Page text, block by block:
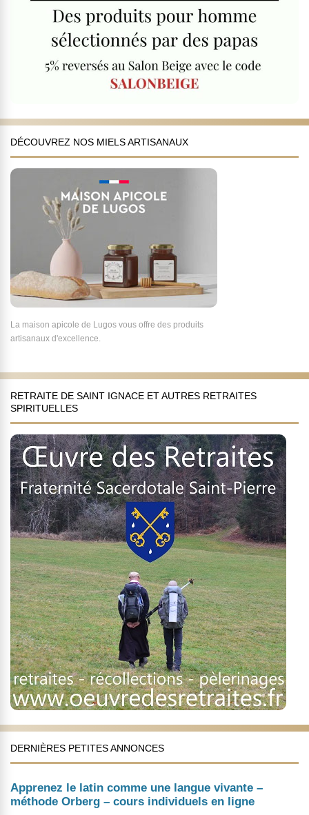
DÉCOUVREZ NOS MIELS ARTISANAUX
La maison apicole de Lugos vous offre des produits
artisanaux d'excellence.
RETRAITE DE SAINT IGNACE ET AUTRES RETRAITES
SPIRITUELLES
DERNIÈRES PETITES ANNONCES
Apprenez le latin comme une langue vivante –
méthode Orberg – cours individuels en ligne